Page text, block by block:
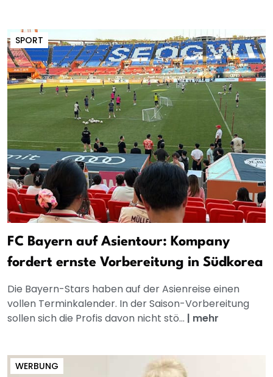
SPORT
FC Bayern auf Asientour: Kompany
fordert ernste Vorbereitung in Südkorea
Die Bayern-Stars haben auf der Asienreise einen
vollen Terminkalender. In der Saison-Vorbereitung
sollen sich die Profis davon nicht stö... | mehr
WERBUNG